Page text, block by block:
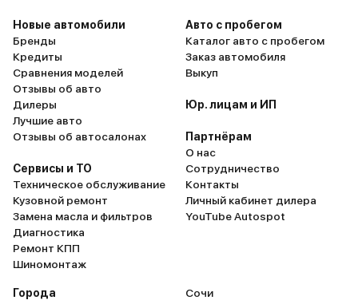
Новые автомобили
Бренды
Кредиты
Сравнения моделей
Отзывы об авто
Дилеры
Лучшие авто
Отзывы об автосалонах
Сервисы и ТО
Техническое обслуживание
Кузовной ремонт
Замена масла и фильтров
Диагностика
Ремонт КПП
Шиномонтаж
Авто с пробегом
Каталог авто с пробегом
Заказ автомобиля
Выкуп
Юр. лицам и ИП
Партнёрам
О нас
Сотрудничество
Контакты
Личный кабинет дилера
YouTube Autospot
Города
Сочи